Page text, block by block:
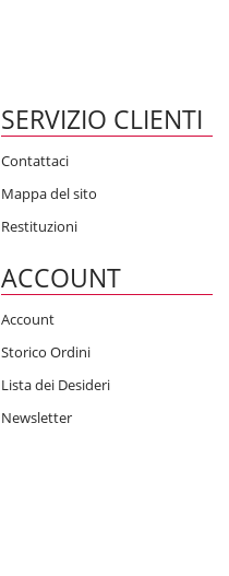
SERVIZIO CLIENTI
Contattaci
Mappa del sito
Restituzioni
ACCOUNT
Account
Storico Ordini
Lista dei Desideri
Newsletter